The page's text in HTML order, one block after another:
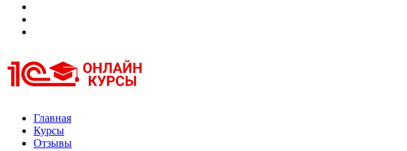
Курсы 1С
Курсы 1С официальная сертификация
Главная
Курсы
Отзывы